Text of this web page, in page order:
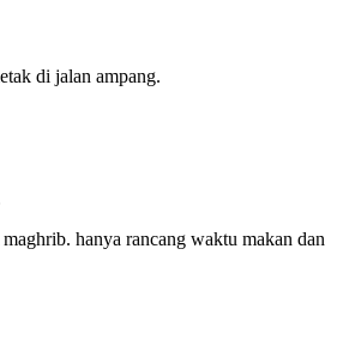
di jalan ampang.
hanya rancang waktu makan dan